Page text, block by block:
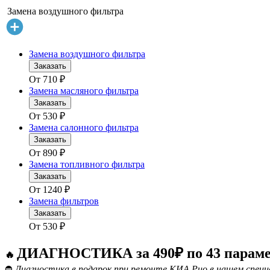
Замена воздушного фильтра
Замена воздушного фильтра
Заказать
От 710 ₽
Замена масляного фильтра
Заказать
От 530 ₽
Замена салонного фильтра
Заказать
От 890 ₽
Замена топливного фильтра
Заказать
От 1240 ₽
Замена фильтров
Заказать
От 530 ₽
🔥 ДИАГНОСТИКА за 490₽ по 43